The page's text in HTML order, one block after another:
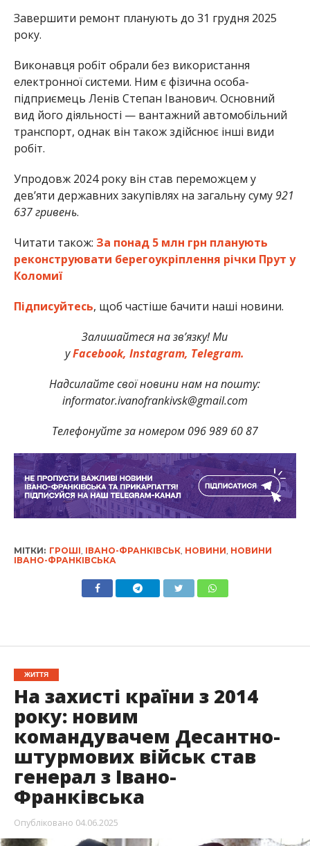
Завершити ремонт планують до 31 грудня 2025
року.
Виконавця робіт обрали без використання
електронної системи. Ним є фізична особа-
підприємець Ленів Степан Іванович. Основний
вид його діяльності — вантажний автомобільний
транспорт, однак він також здійснює інші види
робіт.
Упродовж 2024 року він став переможцем у
дев’яти державних закупівлях на загальну суму921
637 гривень.
Читати також: За понад 5 млн грн планують
реконструювати берегоукріплення річки Прут у
Коломиї
Підписуйтесь, щоб частіше бачити наші новини.
Залишайтеся на зв’язку! Ми
уFacebook, Instagram, Telegram.
Надсилайте свої новини нам на пошту:
informator.ivanofrankivsk@gmail.com
Телефонуйте за номером 096 989 60 87
МІТКИ: ГРОШІ ІВАНО-ФРАНКІВСЬК, НОВИНИ НОВИНИ
ІВАНО-ФРАНКІВСЬКА
ЖИТТЯ
На захисті країни з 2014
року: новим
командувачем Десантно-
штурмових військ став
генерал з Івано-
Франківська
Опубліковано 04.06.2025